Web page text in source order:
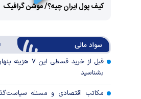
Video
کیف پول ایران چیه؟/ موشن گرافیک
سواد مالی
قبل از خرید قسطی این ۷
بشناسید
مکاتب اقتصادی و مسئله